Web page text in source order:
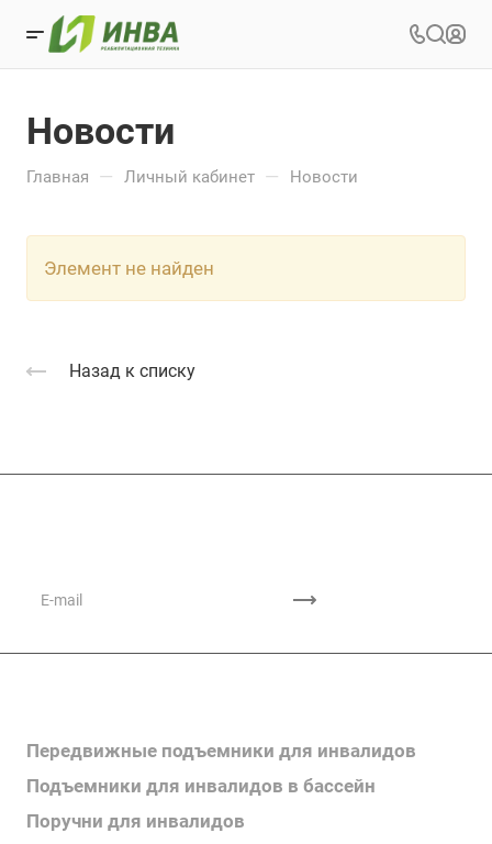
Новости
Главная — Личный кабинет — Новости
Элемент не найден
Назад к списку
Передвижные подъемники для инвалидов
Подъемники для инвалидов в бассейн
Поручни для инвалидов